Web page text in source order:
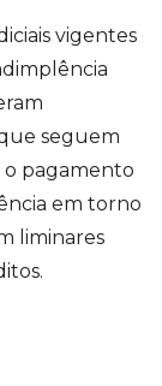
vigentes
seguem
o pagamento
em torno
liminares